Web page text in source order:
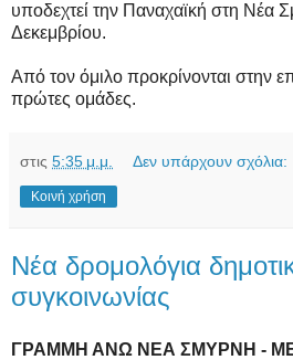
υποδεχτεί την Παναχαϊκή στη Νέα
Δεκεμβρίου.
Από τον όμιλο προκρίνονται στην
πρώτες ομάδες.
στις 5:35 μ.μ. Δεν υπάρχουν σχόλια:
Κοινή χρήση
Νέα δρομολόγια
συγκοινωνίας
ΓΡΑΜΜΗ ΑΝΩ ΝΕΑ ΣΜΥΡΝΗ -